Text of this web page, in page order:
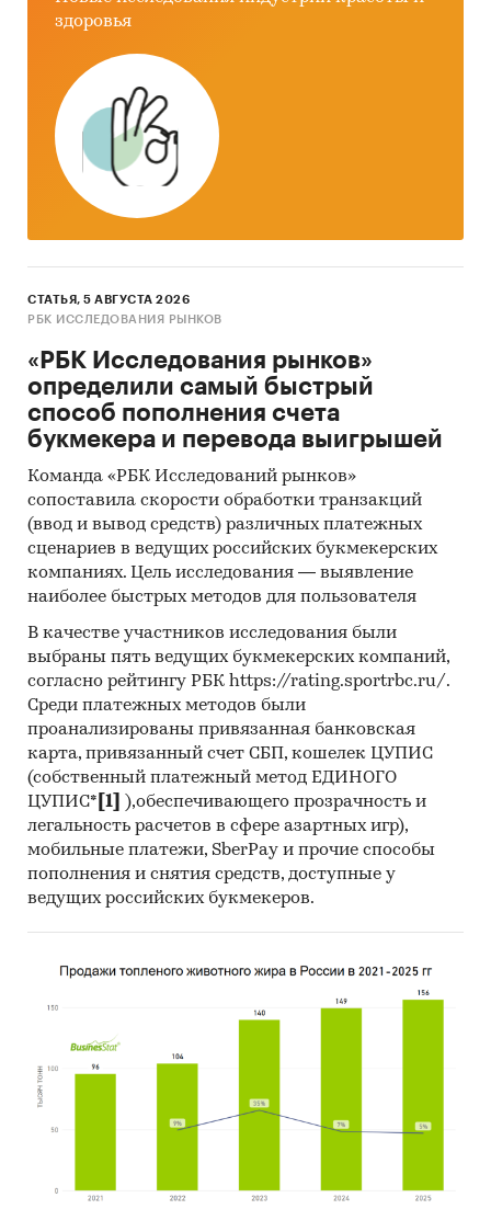
здоровья
СТАТЬЯ, 5 АВГУСТА 2026
РБК ИССЛЕДОВАНИЯ РЫНКОВ
«РБК Исследования рынков»
определили самый быстрый
способ пополнения счета
букмекера и перевода выигрышей
Команда «РБК Исследований рынков»
сопоставила скорости обработки транзакций
(ввод и вывод средств) различных платежных
сценариев в ведущих российских букмекерских
компаниях. Цель исследования — выявление
наиболее быстрых методов для пользователя
В качестве участников исследования были
выбраны пять ведущих букмекерских компаний,
согласно рейтингу РБК https://rating.sportrbc.ru/.
Среди платежных методов были
проанализированы привязанная банковская
карта, привязанный счет СБП, кошелек ЦУПИС
(собственный платежный метод ЕДИНОГО
ЦУПИС* [1]
),обеспечивающего прозрачность и
легальность расчетов в сфере азартных игр),
мобильные платежи, SberPay и прочие способы
пополнения и снятия средств, доступные у
ведущих российских букмекеров.